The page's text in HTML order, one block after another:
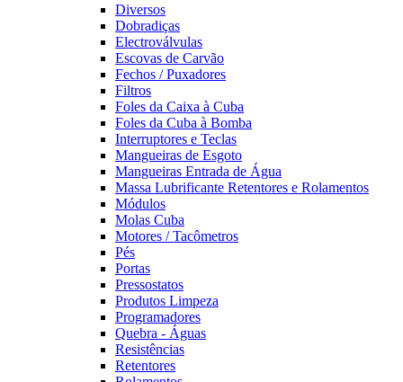
Diversos
Dobradiças
Electroválvulas
Escovas de Carvão
Fechos / Puxadores
Filtros
Foles da Caixa à Cuba
Foles da Cuba à Bomba
Interruptores e Teclas
Mangueiras de Esgoto
Mangueiras Entrada de Água
Massa Lubrificante Retentores e Rolamentos
Módulos
Molas Cuba
Motores / Tacômetros
Pés
Portas
Pressostatos
Produtos Limpeza
Programadores
Quebra - Águas
Resistências
Retentores